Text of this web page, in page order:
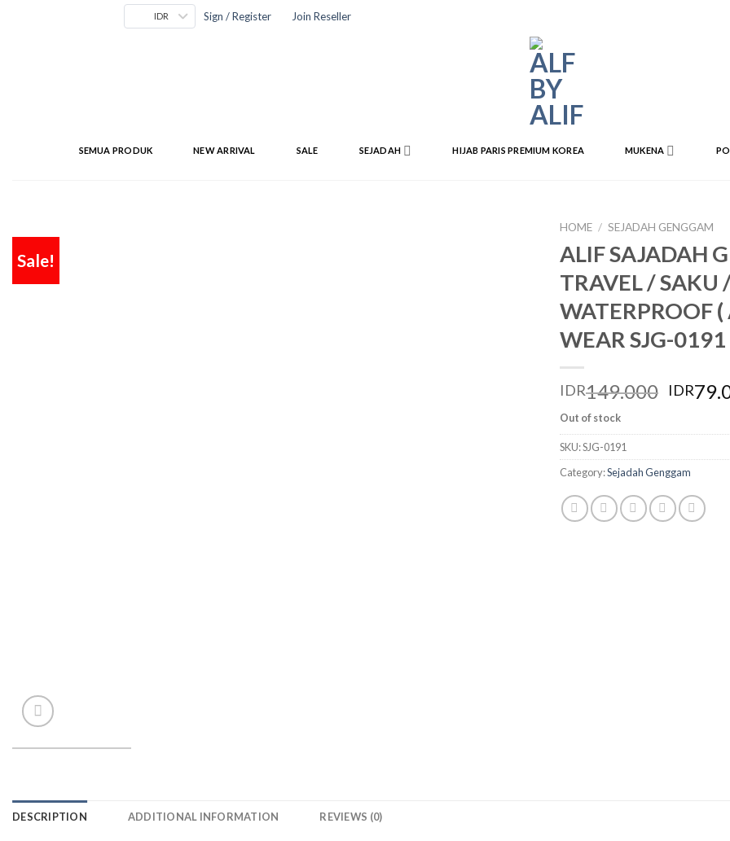
IDR Sign / Register Join Reseller
SEMUA PRODUK NEW ARRIVAL SALE SEJADAH HIJAB PARIS PREMIUM KOREA MUKENA
Sale!
HOME / SEJADAH GENGGAM
ALIF SAJADAH
TRAVEL / SAKU
WATERPROOF
WEAR SJG-0191
IDR149.000 IDR
Out of stock
SKU:SJG-0191
Category:Sejadah Genggam
DESCRIPTION ADDITIONAL INFORMATION REVIEWS (0)